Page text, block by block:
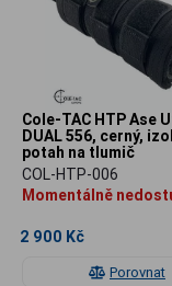
Porovnat
Cole-TAC HTP Ase
DUAL 556, cerný,
potah na tlumič
COL-HTP-006
Momentálně
2 900 Kč